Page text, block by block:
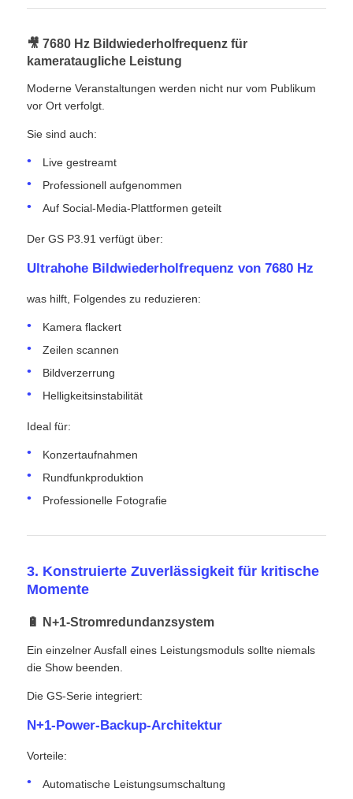
🎥 7680 Hz Bildwiederholfrequenz für
kamerataugliche Leistung
Moderne Veranstaltungen werden nicht nur vom Publikum
vor Ort verfolgt.
Sie sind auch:
Live gestreamt
Professionell aufgenommen
Auf Social-Media-Plattformen geteilt
Der GS P3.91 verfügt über:
Ultrahohe Bildwiederholfrequenz von 7680 Hz
was hilft, Folgendes zu reduzieren:
Kamera flackert
Zeilen scannen
Bildverzerrung
Helligkeitsinstabilität
Ideal für:
Konzertaufnahmen
Rundfunkproduktion
Professionelle Fotografie
3. Konstruierte Zuverlässigkeit für kritische
Momente
🔋 N+1-Stromredundanzsystem
Ein einzelner Ausfall eines Leistungsmoduls sollte niemals
die Show beenden.
Die GS-Serie integriert:
N+1-Power-Backup-Architektur
Vorteile:
Automatische Leistungsumschaltung